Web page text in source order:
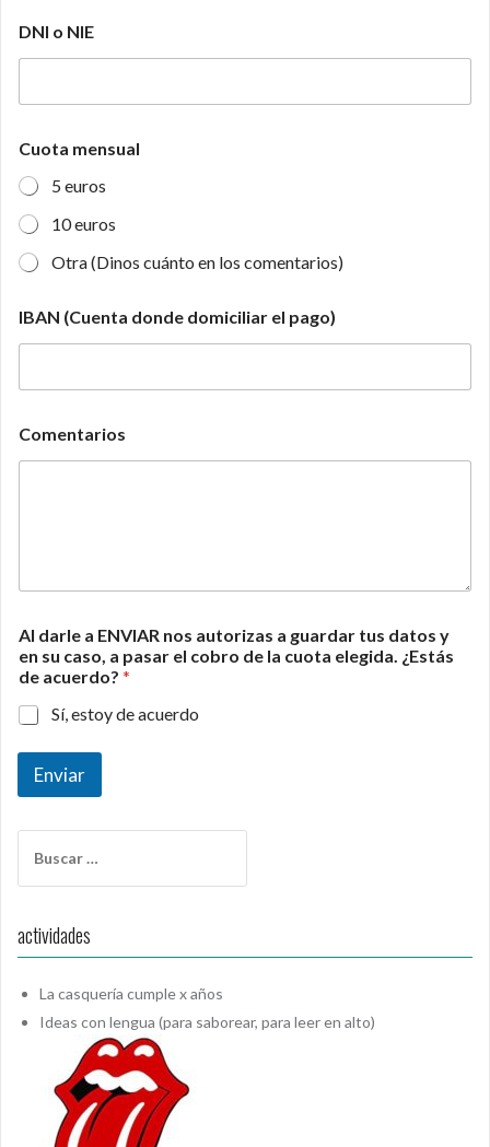
DNI o NIE
Cuota mensual
5 euros
10 euros
Otra (Dinos cuánto en los comentarios)
IBAN (Cuenta donde domiciliar el pago)
Comentarios
Al darle a ENVIAR nos autorizas a guardar tus datos y
en su caso, a pasar el cobro de la cuota elegida. ¿Estás
de acuerdo? *
Sí, estoy de acuerdo
Enviar
actividades
La casquería cumple x años
Ideas con lengua (para saborear, para leer en alto)